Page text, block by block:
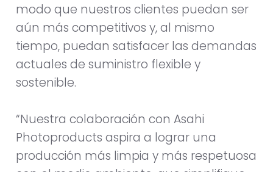
modo que nuestros clientes puedan ser
aún más competitivos y, al mismo
tiempo, puedan satisfacer las demandas
actuales de suministro flexible y
sostenible.
“Nuestra colaboración con Asahi
Photoproducts aspira a lograr una
producción más limpia y más respetuosa